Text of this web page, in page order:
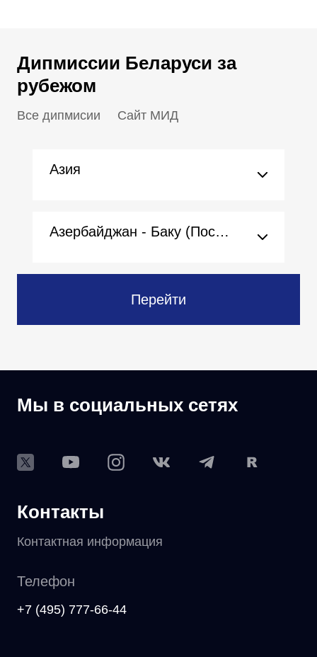
Дипмиссии Беларуси за
рубежом
Все дипмисии Сайт МИД
Азия
Азербайджан - Баку (Посольство)
Перейти
Мы в социальных сетях
Контакты
Контактная информация
Телефон
+7 (495) 777-66-44